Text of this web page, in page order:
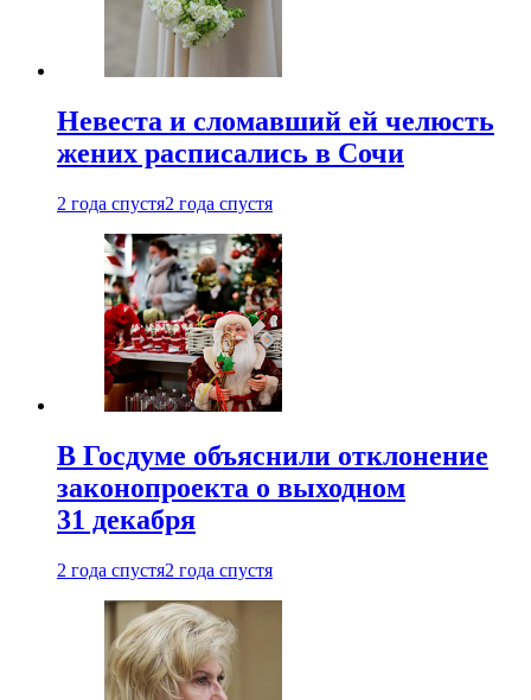
Невеста и сломавший ей челюсть
жених расписались в Сочи
2 года спустя2 года спустя
В Госдуме объяснили отклонение
законопроекта о выходном
31 декабря
2 года спустя2 года спустя